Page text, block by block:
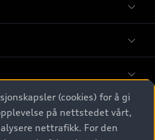
(cookies) for å gi
på nettstedet vårt,
nettrafikk. For den